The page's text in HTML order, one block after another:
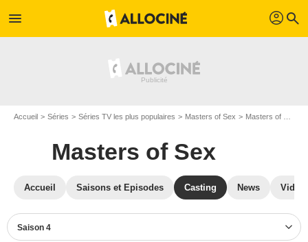
menu profil search
Accueil Séries Séries TV les plus populaires Masters of Sex Masters of Sex S04
Masters of Sex
Accueil Saisons et Episodes Casting News
Saison 4